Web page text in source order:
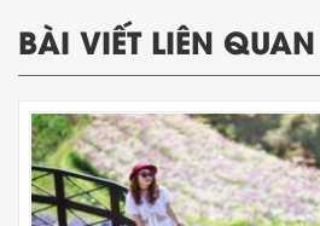
BÀI VIẾT LIÊN QUAN